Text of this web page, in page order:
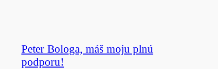
Peter Bologa, máš moju plnú
podporu!